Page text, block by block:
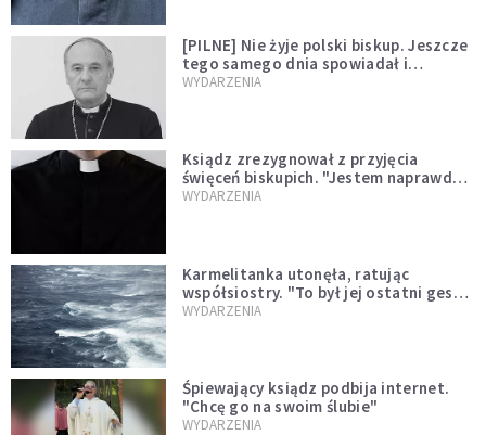
[PILNE] Nie żyje polski biskup. Jeszcze
tego samego dnia spowiadał i
sprawował Mszę świętą
WYDARZENIA
Ksiądz zrezygnował z przyjęcia
święceń biskupich. "Jestem naprawdę
niegodny"
WYDARZENIA
Karmelitanka utonęła, ratując
współsiostry. "To był jej ostatni gest
miłości"
WYDARZENIA
Śpiewający ksiądz podbija internet.
"Chcę go na swoim ślubie"
WYDARZENIA